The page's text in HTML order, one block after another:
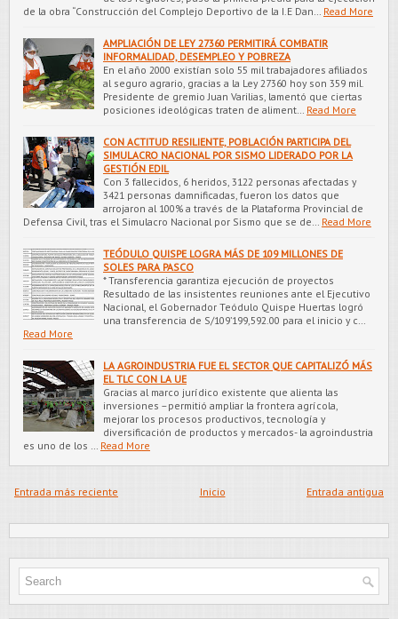
de la obra “Construcción del Complejo Deportivo de la I.E Dan…
Read More
AMPLIACIÓN DE LEY 27360 PERMITIRÁ COMBATIR
INFORMALIDAD, DESEMPLEO Y POBREZA
En el año 2000 existían solo 55 mil trabajadores afiliados
al seguro agrario, gracias a la Ley 27360 hoy son 359 mil.
Presidente de gremio Juan Varilias, lamentó que ciertas
posiciones ideológicas traten de aliment…
Read More
CON ACTITUD RESILIENTE, POBLACIÓN PARTICIPA DEL
SIMULACRO NACIONAL POR SISMO LIDERADO POR LA
GESTIÓN EDIL
Con 3 fallecidos, 6 heridos, 3122 personas afectadas y
3421 personas damnificadas, fueron los datos que
arrojaron al 100% a través de la Plataforma Provincial de
Defensa Civil, tras el Simulacro Nacional por Sismo que se de…
Read More
TEÓDULO QUISPE LOGRA MÁS DE 109 MILLONES DE
SOLES PARA PASCO
* Transferencia garantiza ejecución de proyectos
Resultado de las insistentes reuniones ante el Ejecutivo
Nacional, el Gobernador Teódulo Quispe Huertas logró
una transferencia de S/109’199,592.00 para el inicio y c…
Read More
LA AGROINDUSTRIA FUE EL SECTOR QUE CAPITALIZÓ MÁS
EL TLC CON LA UE
Gracias al marco jurídico existente que alienta las
inversiones –permitió ampliar la frontera agrícola,
mejorar los procesos productivos, tecnología y
diversificación de productos y mercados- la agroindustria
es uno de los …
Read More
Entrada más reciente Entrada antigua
Inicio